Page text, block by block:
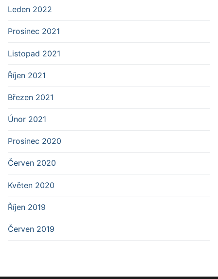
Leden 2022
Prosinec 2021
Listopad 2021
Říjen 2021
Březen 2021
Únor 2021
Prosinec 2020
Červen 2020
Květen 2020
Říjen 2019
Červen 2019